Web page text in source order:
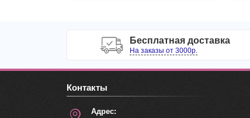
Бесплатная доставка
На заказы от 3000р.
Контакты
Адрес: